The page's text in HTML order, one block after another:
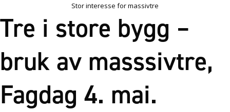
Tre i store bygg –
bruk av masssivtre,
Fagdag 4. mai.
Stor interesse for massivtre